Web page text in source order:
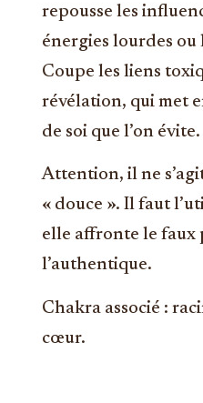
repousse les
énergies lourdes ou
Coupe les liens
révélation, qui met
de soi que l’on évite.
Attention, il ne
« douce ». Il faut
elle affronte le faux
l’authentique.
Chakra associé :
cœur.